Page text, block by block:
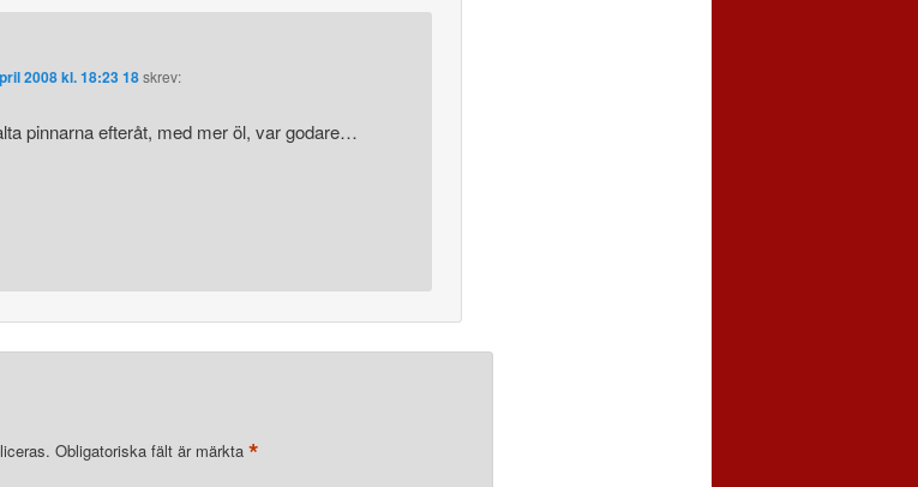
2008 kl. 18:23 18skrev:
pinnarna efteråt, med mer öl, var godare…
Obligatoriska fält är märkta *